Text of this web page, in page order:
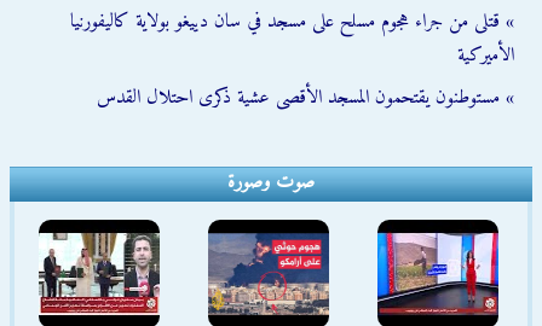
» قتلى من جراء هجوم مسلح على مسجد في سان دييغو بولاية كاليفورنيا
الأميركية
» مستوطنون يقتحمون المسجد الأقصى عشية ذكرى احتلال القدس
صوت وصورة